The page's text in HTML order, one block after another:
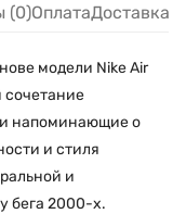
(0)ОплатаДоставка
модели Nike Air
сочетание
и напоминающие о
и стиля
и
бега 2000-х.